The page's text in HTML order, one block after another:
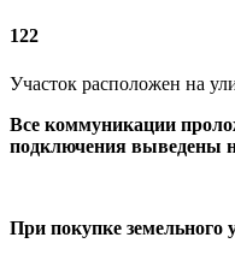
122
Участок расположен на
Все коммуникации
подключения выведены
При покупке земельного